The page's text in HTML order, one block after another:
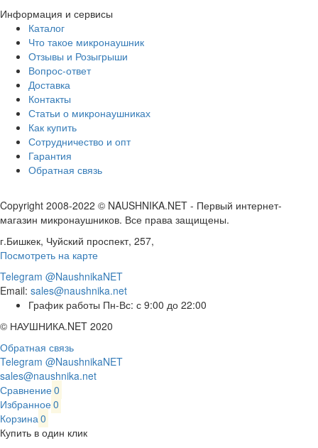
Информация и сервисы
Каталог
Что такое микронаушник
Отзывы и Розыгрыши
Вопрос-ответ
Доставка
Контакты
Статьи о микронаушниках
Как купить
Сотрудничество и опт
Гарантия
Обратная связь
Copyright 2008-2022 © NAUSHNIKA.NET - Первый интернет-
магазин микронаушников. Все права защищены.
г.Бишкек, Чуйский проспект, 257,
Посмотреть на карте
Telegram @NaushnikaNET
Email: sales@naushnika.net
График работы Пн-Вс: с 9:00 до 22:00
© НАУШНИКА.NET 2020
Обратная связь
Telegram @NaushnikaNET
sales@naushnika.net
Сравнение0
Избранное0
Корзина 0
Купить в один клик